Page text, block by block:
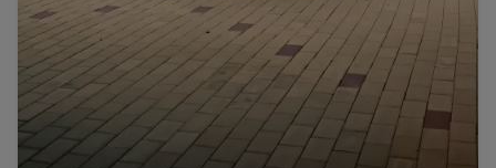
Bugatti Lotus Maserati